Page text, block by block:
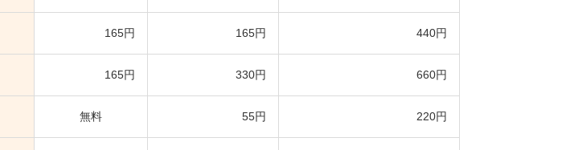
165円 165円 440円
165円 330円 660円
無料 55円 220円